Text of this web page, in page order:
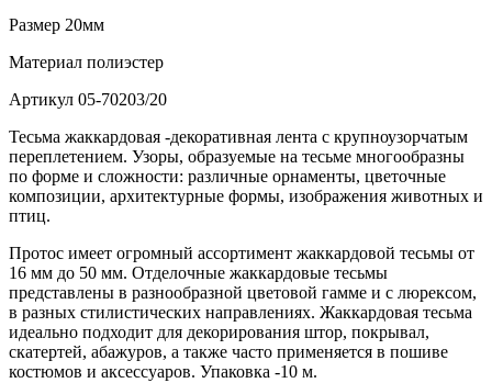
Размер 20мм
Материал полиэстер
Артикул 05-70203/20
Тесьма жаккардовая -декоративная лента с крупноузорчатым
переплетением. Узоры, образуемые на тесьме многообразны
по форме и сложности: различные орнаменты, цветочные
композиции, архитектурные формы, изображения животных и
птиц.
Протос имеет огромный ассортимент жаккардовой тесьмы от
16 мм до 50 мм. Отделочные жаккардовые тесьмы
представлены в разнообразной цветовой гамме и с люрексом,
в разных стилистических направлениях. Жаккардовая тесьма
идеально подходит для декорирования штор, покрывал,
скатертей, абажуров, а также часто применяется в пошиве
костюмов и аксессуаров. Упаковка -10 м.